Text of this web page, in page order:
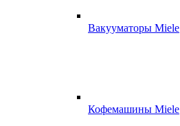
Вакууматоры Miele
Кофемашины Miele